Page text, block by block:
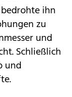
ihn
zu
und
Schließlich
und